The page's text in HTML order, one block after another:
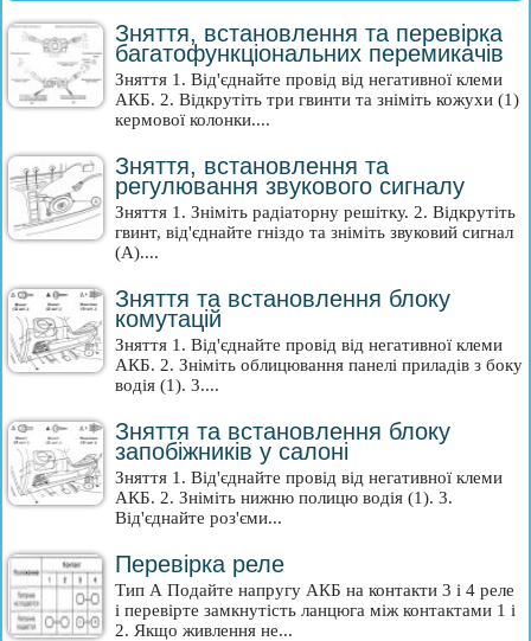
Зняття, встановлення та перевірка
багатофункціональних перемикачів
Зняття 1. Від'єднайте провід від негативної клеми
АКБ. 2. Відкрутіть три гвинти та зніміть кожухи (1)
кермової колонки....
Зняття, встановлення та
регулювання звукового сигналу
Зняття 1. Зніміть радіаторну решітку. 2. Відкрутіть
гвинт, від'єднайте гніздо та зніміть звуковий сигнал
(A)....
Зняття та встановлення блоку
комутацій
Зняття 1. Від'єднайте провід від негативної клеми
АКБ. 2. Зніміть облицювання панелі приладів з боку
водія (1). 3....
Зняття та встановлення блоку
запобіжників у салоні
Зняття 1. Від'єднайте провід від негативної клеми
АКБ. 2. Зніміть нижню полицю водія (1). 3.
Від'єднайте роз'єми...
Перевірка реле
Тип А Подайте напругу АКБ на контакти 3 і 4 реле
і перевірте замкнутість ланцюга між контактами 1 і
2. Якщо живлення не...